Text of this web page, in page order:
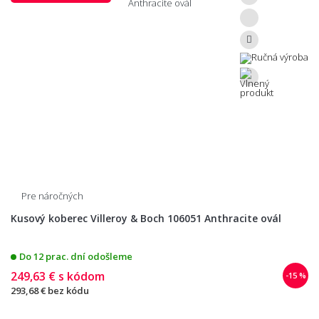
Pre náročných
Kusový koberec Villeroy & Boch 106051 Anthracite ovál
Do 12 prac. dní odošleme
-15 %
249,63 € s kódom
293,68 € bez kódu